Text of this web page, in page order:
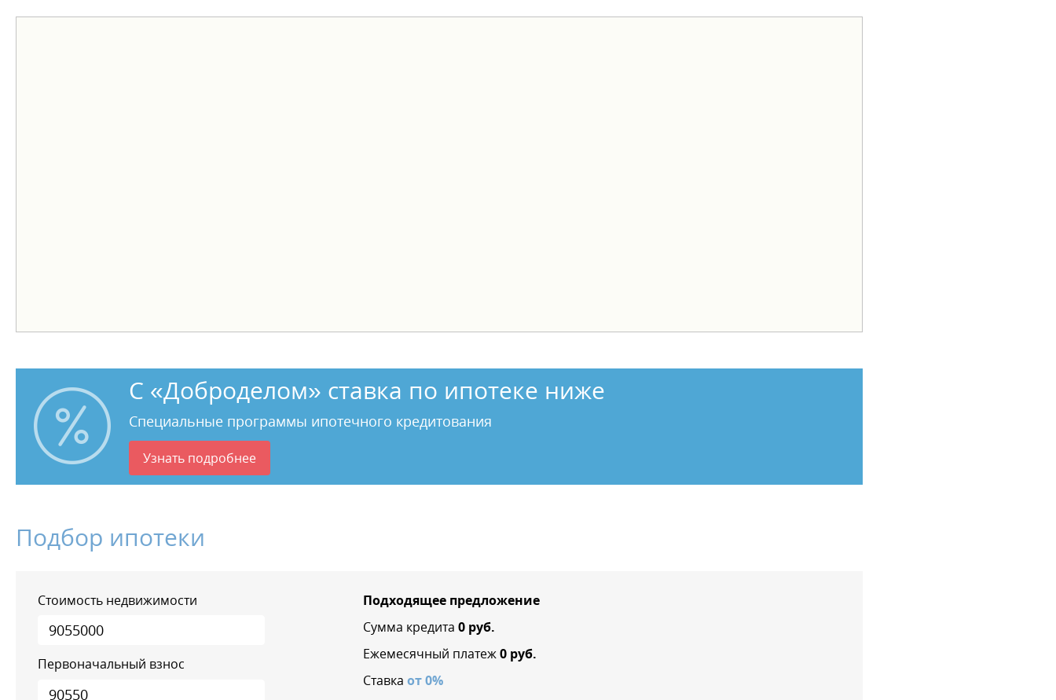
С «Доброделом» ставка по ипотеке ниже
Специальные программы ипотечного кредитования
Узнать подробнее
Подбор ипотеки
Стоимость недвижимости
Первоначальный взнос
Подходящее предложение
Сумма кредита 0 руб.
Ежемесячный платеж 0 руб.
Ставка от0%